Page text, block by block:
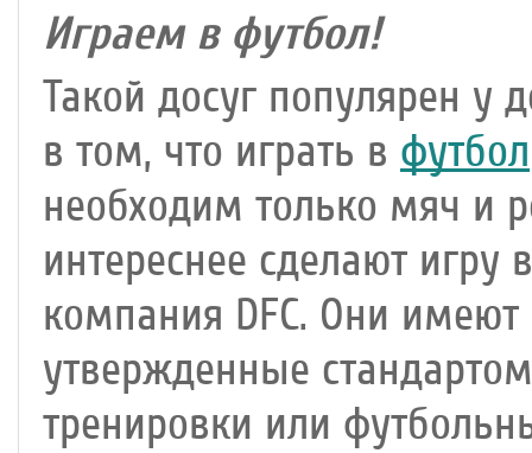
Играем в футбол!
Такой досуг популярен у
в том, что играть в футбол
необходим только мяч и
интереснее сделают игру
компания DFC. Они
утвержденные
тренировки или